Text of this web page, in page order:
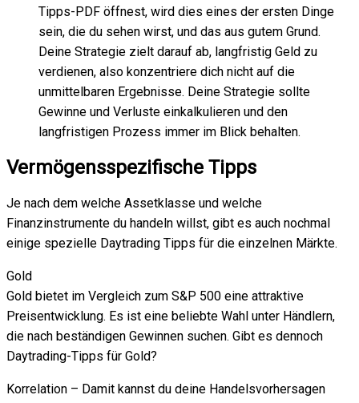
Tipps-PDF öffnest, wird dies eines der ersten Dinge
sein, die du sehen wirst, und das aus gutem Grund.
Deine Strategie zielt darauf ab, langfristig Geld zu
verdienen, also konzentriere dich nicht auf die
unmittelbaren Ergebnisse. Deine Strategie sollte
Gewinne und Verluste einkalkulieren und den
langfristigen Prozess immer im Blick behalten.
Vermögensspezifische Tipps
Je nach dem welche Assetklasse und welche
Finanzinstrumente du handeln willst, gibt es auch nochmal
einige spezielle Daytrading Tipps für die einzelnen Märkte.
Gold
Gold bietet im Vergleich zum S&P 500 eine attraktive
Preisentwicklung. Es ist eine beliebte Wahl unter Händlern,
die nach beständigen Gewinnen suchen. Gibt es dennoch
Daytrading-Tipps für Gold?
Korrelation – Damit kannst du deine Handelsvorhersagen